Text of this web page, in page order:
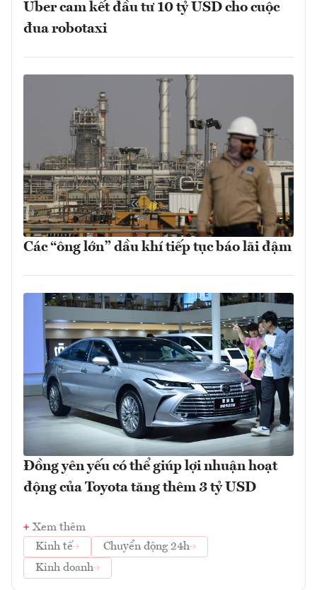
Uber cam kết đầu tư 10 tỷ USD cho cuộc
đua robotaxi
Các “ông lớn” dầu khí tiếp tục báo lãi đậm
Đồng yên yếu có thể giúp lợi nhuận hoạt
động của Toyota tăng thêm 3 tỷ USD
Xem thêm
Kinh tế
Chuyển động 24h
Kinh doanh